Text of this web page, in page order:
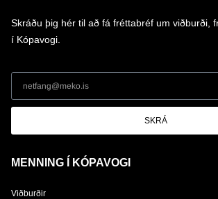
Skráðu þig hér til að fá fréttabréf um viðburði,
í Kópavogi.
SKRÁ
MENNING Í KÓPAVOGI
Viðburðir